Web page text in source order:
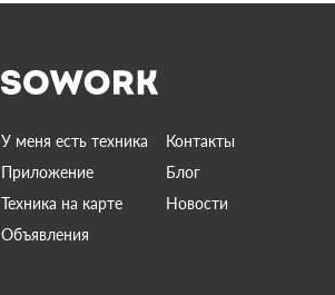
У меня есть техника
Контакты
Приложение
Блог
Техника на карте
Новости
Объявления